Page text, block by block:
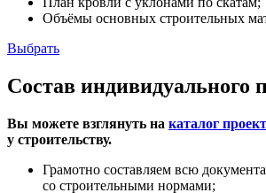
Объёмы основных строительных
Выбрать
Состав индивидуального
Вы можете взглянуть на каталог
у строительству.
Грамотно составляем всю
со строительными нормами;